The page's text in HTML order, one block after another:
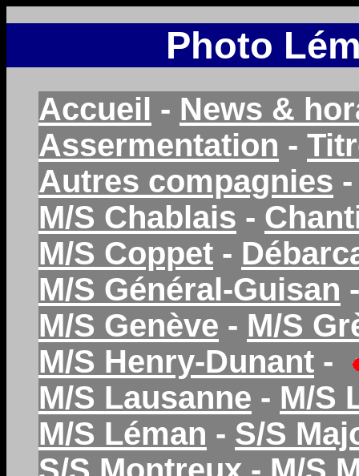
Photo
Accueil - News &
Assermentation -
Autres compagnies
M/S Chablais -
M/S Coppet -
M/S Général-Guisan
M/S Genève - M/S
M/S Henry-Dunant -
M/S Lausanne - M/S
M/S Léman - S/S